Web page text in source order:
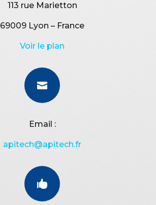
113 rue Marietton
69009 Lyon – France
Voir le plan

Email :
apitech@apitech.fr
